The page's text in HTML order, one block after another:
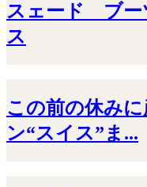
スェード ブ
ス
この前の休み
ン“スイス”ま...